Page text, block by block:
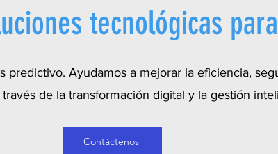
tecnológicas
predictivo. Ayudamos a mejorar la eficiencia,
de la transformación digital y la gestión
Contáctenos